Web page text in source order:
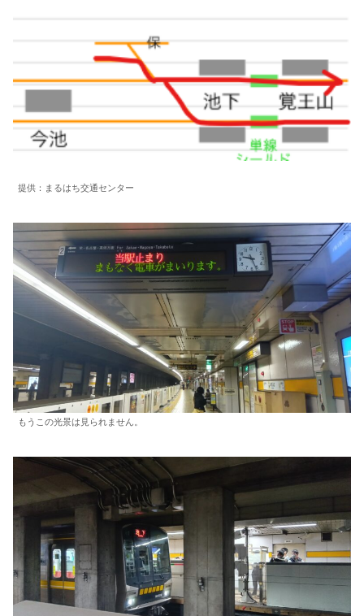
提供：まるはち交通センター
もうこの光景は見られません。